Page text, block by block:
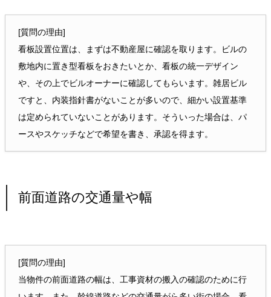
[質問の理由]
看板設置位置は、まずは不動産屋に確認を取ります。ビルの
敷地内に置き型看板をおきたいとか、看板の統一デザイン
や、その上でビルオーナーに確認してもらいます。雑居ビル
ですと、内装指針書がないことが多いので、細かい設置基準
は定められていないことがあります。そういった場合は、パ
ースやスケッチなどで希望を書き、承認を得ます。
前面道路の交通量や幅
[質問の理由]
当物件の前面道路の幅は、工事資材の搬入の確認のために行